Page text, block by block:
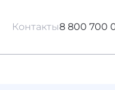
Контакты8 800 700